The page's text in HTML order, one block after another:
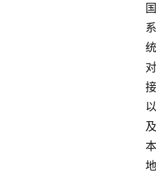
国
系
统
对
接
以
及
本
地